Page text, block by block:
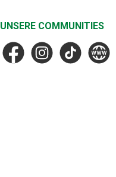
UNSERE COMMUNITIES
FacebookInstagramTikTok MF Faske